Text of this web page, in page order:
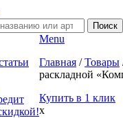
Menu
Главная / Товары
раскладной
Купить в 1 клик
x